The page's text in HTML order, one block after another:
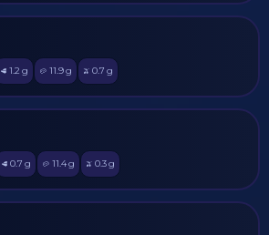
🥩 1.2 g 🥔 11.9g 🫒 0.7 g
🥩 0.7 g 🥔 11.4g 🫒 0.3g